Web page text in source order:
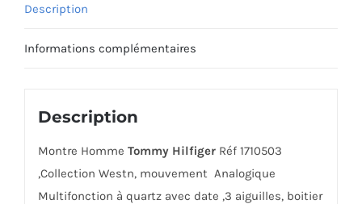
Description
Informations complémentaires
Description
Montre Homme Tommy HilfigerRéf 1710503
,Collection Westn, mouvement Analogique
Multifonction à quartz avec date ,3 aiguilles, boitier